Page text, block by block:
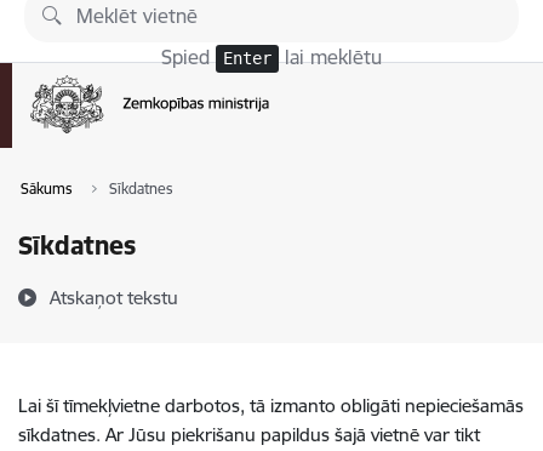
Pāriet uz lapas saturu
Spied Enter lai meklētu
Sākums Sīkdatnes
Sīkdatnes
Atskaņot tekstu
Lai šī tīmekļvietne darbotos, tā izmanto obligāti nepieciešamās
sīkdatnes. Ar Jūsu piekrišanu papildus šajā vietnē var tikt